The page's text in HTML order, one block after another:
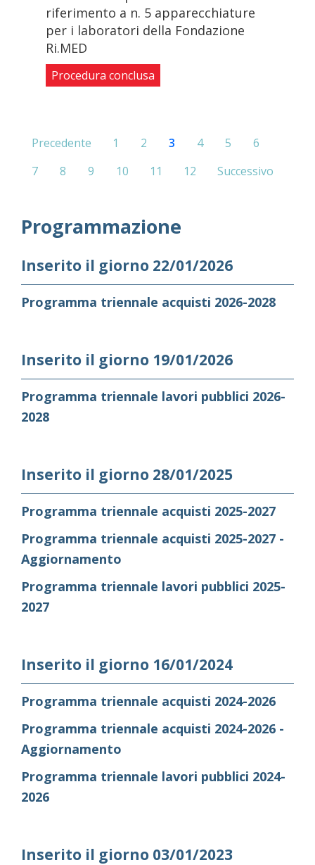
riferimento a n. 5 apparecchiature
per i laboratori della Fondazione
Ri.MED
Procedura conclusa
Precedente 1 2 3 4 5
6
7
8 9 10 11 12 Successivo
Programmazione
Inserito il giorno 22/01/2026
Programma triennale acquisti 2026-2028
Inserito il giorno 19/01/2026
Programma triennale lavori pubblici 2026-
2028
Inserito il giorno 28/01/2025
Programma triennale acquisti 2025-2027
Programma triennale acquisti 2025-2027 -
Aggiornamento
Programma triennale lavori pubblici 2025-
2027
Inserito il giorno 16/01/2024
Programma triennale acquisti 2024-2026
Programma triennale acquisti 2024-2026 -
Aggiornamento
Programma triennale lavori pubblici 2024-
2026
Inserito il giorno 03/01/2023